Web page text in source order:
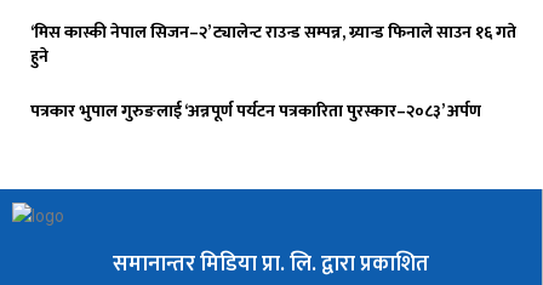
‘मिस कास्की नेपाल सिजन–२’ ट्यालेन्ट राउन्ड सम्पन्न, ग्र्यान्ड फिनाले साउन १६ गते
हुने
पत्रकार भुपाल गुरुङलाई ‘अन्नपूर्ण पर्यटन पत्रकारिता पुरस्कार–२०८३’ अर्पण
समानान्तर मिडिया प्रा. लि. द्वारा प्रकाशित